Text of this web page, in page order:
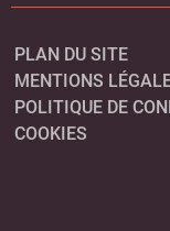
PLAN DU SITE
MENTIONS
POLITIQUE DE
COOKIES